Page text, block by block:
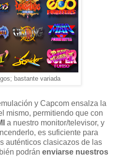
bastante variada
y Capcom ensalza la
mismo, permitiendo que con
a nuestro monitor/televisor, y
es suficiente para
auténticos clasicazos de las
podrán enviarse nuestros